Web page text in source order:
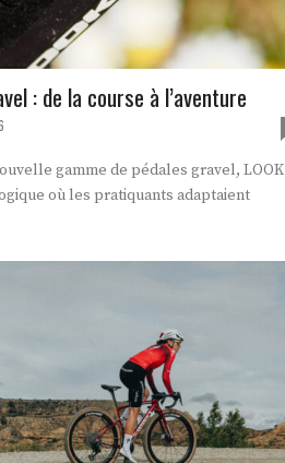
: de la course à l’aventure
gamme de pédales gravel, LOOK
où les pratiquants adaptaient